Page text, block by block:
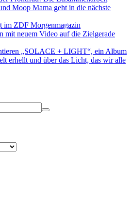
Moop Mama geht in die nächste
ZDF Morgenmagazin
mit neuem Video auf die Zielgerade
„SOLACE + LIGHT“, ein Album
erhellt und über das Licht, das wir alle